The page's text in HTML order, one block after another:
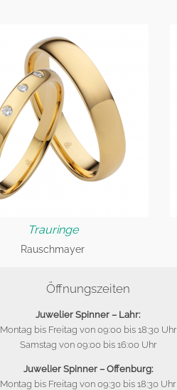
Trauringe
Rauschmayer
Öffnungszeiten
Juwelier Spinner – Lahr:
Montag bis Freitag von 09:00 bis 18:30 Uhr
Samstag von 09:00 bis 16:00 Uhr
Juwelier Spinner – Offenburg:
Montag bis Freitag von 09:30 bis 18:30 Uhr